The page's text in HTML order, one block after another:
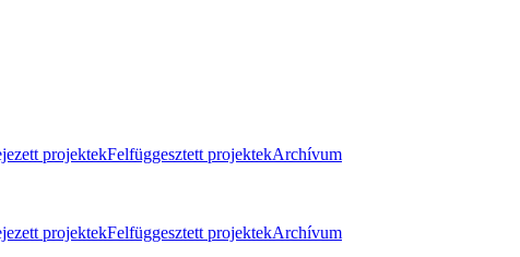
projektekFelfüggesztett projektekArchívum
projektekFelfüggesztett projektekArchívum